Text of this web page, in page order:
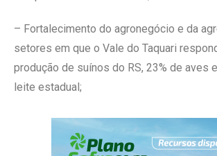
– Fortalecimento do agronegócio e da
setores em que o Vale do Taquari
produção de suínos do RS, 23% de aves
leite estadual;